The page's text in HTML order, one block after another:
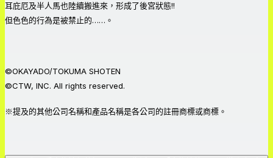
耳庇厄及半人馬也陸續搬進來，形成了後宮狀態!!
但色色的行為是被禁止的……。
©OKAYADO/TOKUMA SHOTEN
©CTW, INC. All rights reserved.
※提及的其他公司名稱和產品名稱是各公司的註冊商標或商標。